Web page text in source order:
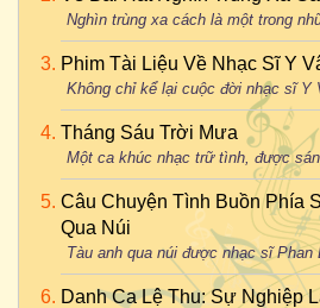
Nghìn trùng xa cách là một trong
Phim Tài Liệu Về Nhạc Sĩ Y
Không chỉ kể lại cuộc đời nhạc sĩ Y
Tháng Sáu Trời Mưa
Một ca khúc nhạc trữ tình, được
Câu Chuyện Tình Buồn Phía
Qua Núi
Tàu anh qua núi được nhạc sĩ Phan
Danh Ca Lệ Thu: Sự Nghiệp